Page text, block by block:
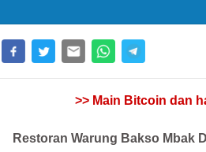
Restoran Warung Bakso Mbak